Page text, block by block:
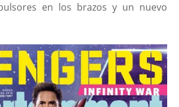
en los brazos y un nuevo